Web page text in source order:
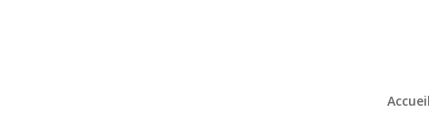
Accueil